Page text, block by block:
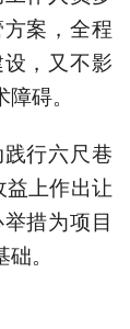
案，全程
，又不影
碍。
行六尺巷
上作出让
措为项目
。